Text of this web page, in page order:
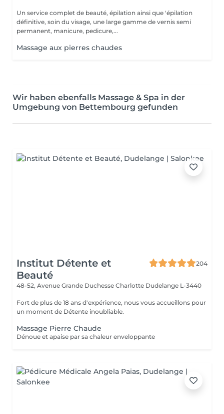
Un service complet de beauté, épilation ainsi que 'épilation
définitive, soin du visage, une large gamme de vernis semi
permanent, manicure, pedicure,...
Massage aux pierres chaudes
Wir haben ebenfalls Massage & Spa in der
Umgebung von Bettembourg gefunden
Institut Détente et
Beauté
204
48-52, Avenue Grande Duchesse Charlotte Dudelange L-3440
Fort de plus de 18 ans d'expérience, nous vous accueillons pour
un moment de Détente inoubliable.
Massage Pierre Chaude
Dénoue et apaise par sa chaleur enveloppante